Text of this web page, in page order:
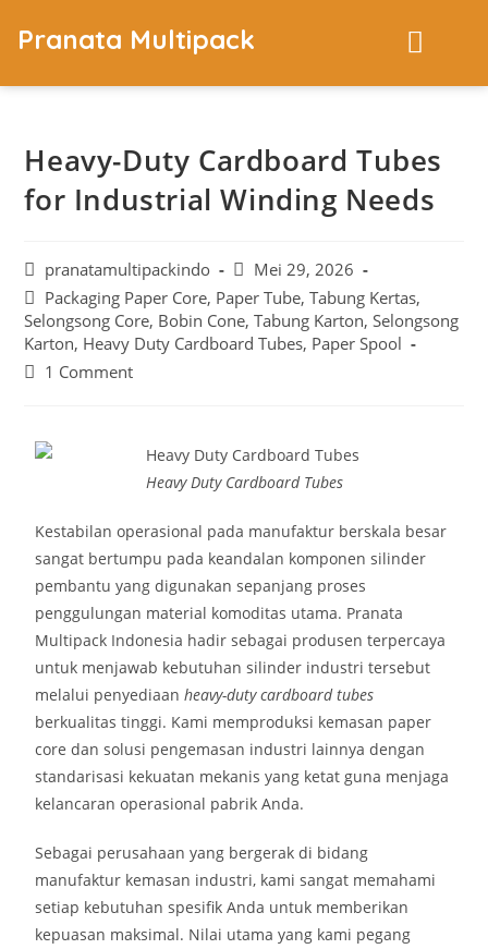
Pranata Multipack
Heavy-Duty Cardboard Tubes
for Industrial Winding Needs
pranatamultipackindo
Mei 29, 2026
Packaging Paper Core, Paper Tube, Tabung Kertas,
Selongsong Core, Bobin Cone, Tabung Karton, Selongsong
Karton, Heavy Duty Cardboard Tubes, Paper Spool
1 Comment
Heavy Duty Cardboard Tubes
Kestabilan operasional pada manufaktur berskala besar
sangat bertumpu pada keandalan komponen silinder
pembantu yang digunakan sepanjang proses
penggulungan material komoditas utama. Pranata
Multipack Indonesia hadir sebagai produsen terpercaya
untuk menjawab kebutuhan silinder industri tersebut
melalui penyediaanheavy-duty cardboard tubes
berkualitas tinggi. Kami memproduksi kemasan paper
core dan solusi pengemasan industri lainnya dengan
standarisasi kekuatan mekanis yang ketat guna menjaga
kelancaran operasional pabrik Anda.
Sebagai perusahaan yang bergerak di bidang
manufaktur kemasan industri, kami sangat memahami
setiap kebutuhan spesifik Anda untuk memberikan
kepuasan maksimal. Nilai utama yang kami pegang